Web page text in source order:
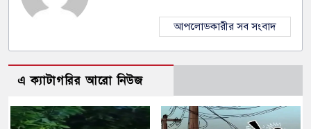
আপলোডকারীর সব সংবাদ
এ ক্যাটাগরির আরো নিউজ